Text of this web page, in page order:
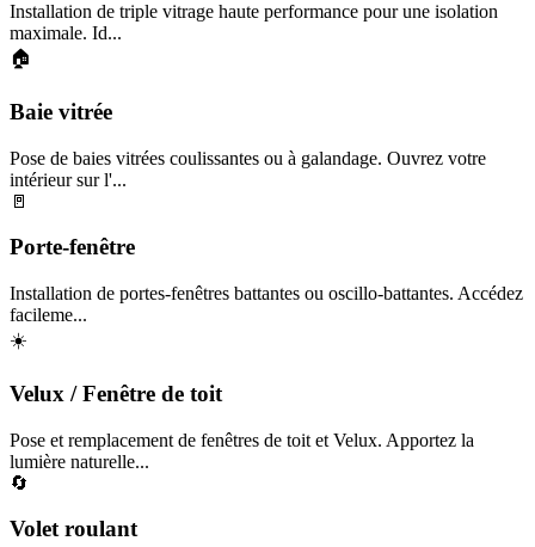
Installation de triple vitrage haute performance pour une isolation
maximale. Id...
🏠
Baie vitrée
Pose de baies vitrées coulissantes ou à galandage. Ouvrez votre
intérieur sur l'...
🚪
Porte-fenêtre
Installation de portes-fenêtres battantes ou oscillo-battantes. Accédez
facileme...
☀️
Velux / Fenêtre de toit
Pose et remplacement de fenêtres de toit et Velux. Apportez la
lumière naturelle...
🔄
Volet roulant